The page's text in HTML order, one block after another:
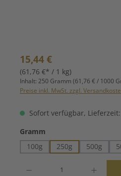
Regulärer Preis:
15,44 €
(61,76 €* / 1 kg)
Inhalt: 250 Gramm (61,76 € / 1000
Preise inkl. MwSt. zzgl.
Sofort verfügbar, Lieferzeit:
Gramm
100g
250g 500g